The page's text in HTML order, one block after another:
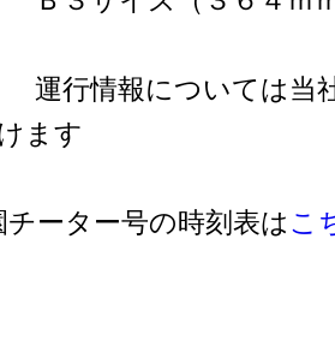
行情報については当
ます
ーター号の時刻表はこ